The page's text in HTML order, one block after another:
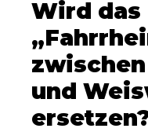
Wird
und